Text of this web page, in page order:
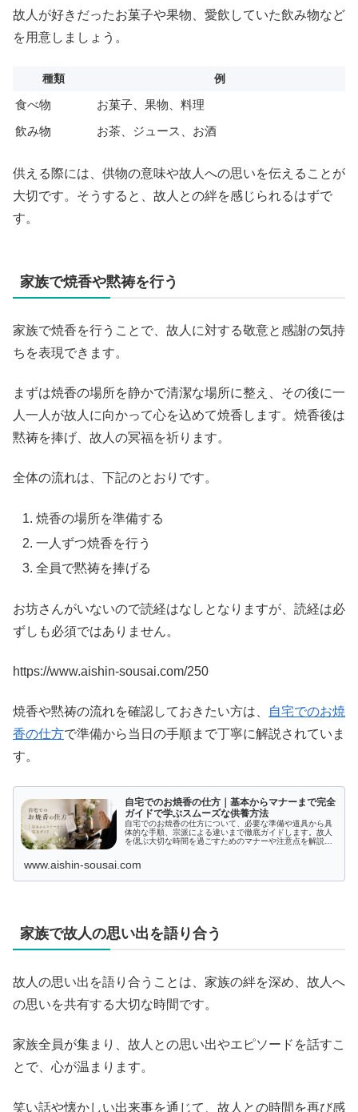
故人が好きだったお菓子や果物、愛飲していた飲み物など
を用意しましょう。
種類 例
食べ物
お菓子、果物、料理
飲み物
お茶、ジュース、お酒
供える際には、供物の意味や故人への思いを伝えることが
大切です。そうすると、故人との絆を感じられるはずで
す。
家族で焼香や黙祷を行う
家族で焼香を行うことで、故人に対する敬意と感謝の気持
ちを表現できます。
まずは焼香の場所を静かで清潔な場所に整え、その後に一
人一人が故人に向かって心を込めて焼香します。焼香後は
黙祷を捧げ、故人の冥福を祈ります。
全体の流れは、下記のとおりです。
焼香の場所を準備する
一人ずつ焼香を行う
全員で黙祷を捧げる
お坊さんがいないので読経はなしとなりますが、読経は必
ずしも必須ではありません。
https://www.aishin-sousai.com/250
焼香や黙祷の流れを確認しておきたい方は、
自宅でのお焼
香の仕方で準備から当日の手順まで丁寧に解説されていま
す。
自宅でのお焼香の仕方｜基本からマナーまで完全
ガイドで学ぶスムーズな供養方法
自宅でのお焼香の仕方について、必要な準備や道具から具
体的な手順、宗派による違いまで徹底ガイドします。故人
を偲ぶ大切な時間を過ごすためのマナーや注意点を解説
www.aishin-sousai.com
家族で故人の思い出を語り合う
故人の思い出を語り合うことは、家族の絆を深め、故人へ
の思いを共有する大切な時間です。
家族全員が集まり、故人との思い出やエピソードを話すこ
とで、心が温まります。
笑い話や懐かしい出来事を通じて、故人との時間を再び感